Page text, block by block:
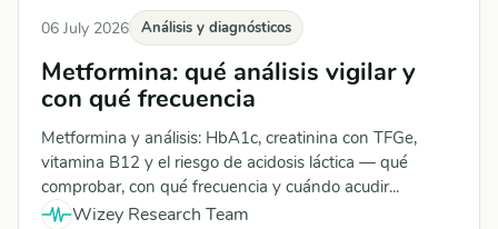
06 July 2026 Análisis y diagnósticos
Metformina: qué análisis vigilar y
con qué frecuencia
Metformina y análisis: HbA1c, creatinina con TFGe,
vitamina B12 y el riesgo de acidosis láctica — qué
comprobar, con qué frecuencia y cuándo acudir...
Wizey Research Team